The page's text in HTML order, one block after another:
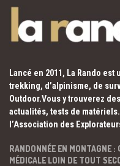
Lancé en 2011, La Rando
trekking, d’alpinisme, de
Outdoor.Vous y trouverez
actualités, tests de matériels.
l’Association des
RANDONNÉE EN MONTAGNE :
MÉDICALE LOIN DE TOUT